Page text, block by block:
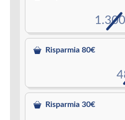
Risparmia 80€
Risparmia 30€